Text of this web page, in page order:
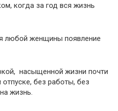
когда за год вся жизнь
любой женщины появление
насыщенной жизни почти
без работы, без
жизнь.